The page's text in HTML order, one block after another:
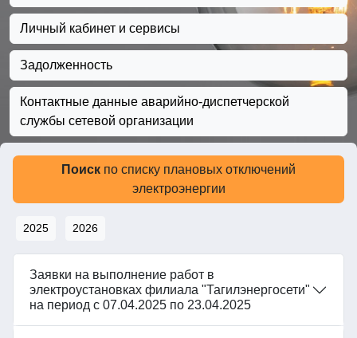
Личный кабинет и сервисы
Задолженность
Контактные данные аварийно-диспетчерской
службы сетевой организации
Поиск по списку плановых отключений
электроэнергии
2025 2026
Заявки на выполнение работ в
электроустановках филиала "Тагилэнергосети"
на период с 07.04.2025 по 23.04.2025